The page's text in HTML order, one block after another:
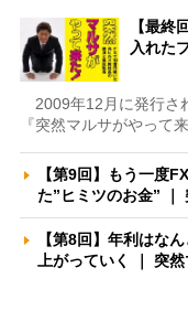
【最終
入れた
2009年12月に発行さ
『突然マルサがやって
【第9回】もう一度
た”ヒミツのお金”
【第8回】年利はな
上がっていく ｜ 突